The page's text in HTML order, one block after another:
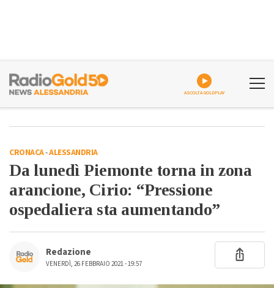
ASCOLTA GOLDPLAY
CRONACA-ALESSANDRIA
Da lunedì Piemonte torna in zona
arancione, Cirio: “Pressione
ospedaliera sta aumentando”
Redazione
VENERDÌ, 26 FEBBRAIO 2021 - 19:57